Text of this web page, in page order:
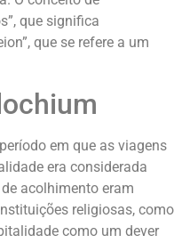
que significa
que se refere a um
em que as viagens
era considerada
acolhimento eram
religiosas, como
como um dever